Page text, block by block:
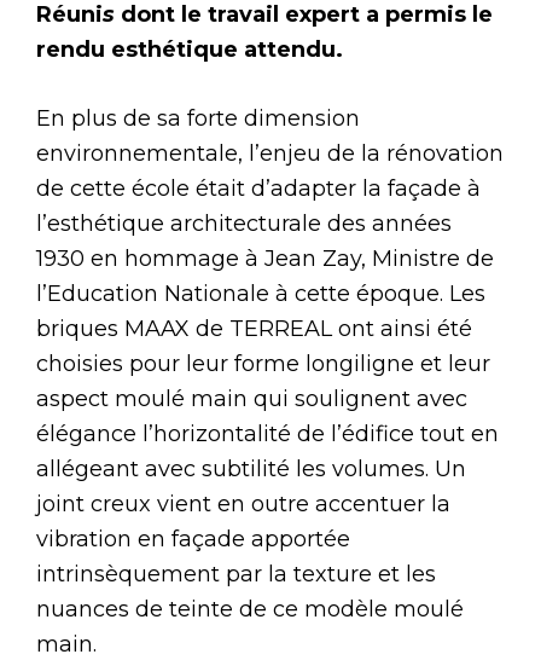
Réunis dont le travail expert a permis le
rendu esthétique attendu.
En plus de sa forte dimension
environnementale, l’enjeu de la rénovation
de cette école était d’adapter la façade à
l’esthétique architecturale des années
1930 en hommage à Jean Zay, Ministre de
l’Education Nationale à cette époque. Les
briques MAAX de TERREAL ont ainsi été
choisies pour leur forme longiligne et leur
aspect moulé main qui soulignent avec
élégance l’horizontalité de l’édifice tout en
allégeant avec subtilité les volumes. Un
joint creux vient en outre accentuer la
vibration en façade apportée
intrinsèquement par la texture et les
nuances de teinte de ce modèle moulé
main.